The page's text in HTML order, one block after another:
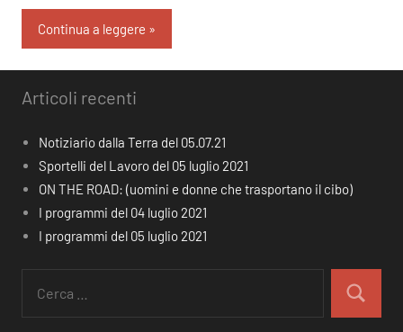
Continua a leggere
Articoli recenti
Notiziario dalla Terra del 05.07.21
Sportelli del Lavoro del 05 luglio 2021
ON THE ROAD: (uomini e donne che trasportano il cibo)
I programmi del 04 luglio 2021
I programmi del 05 luglio 2021
per:
Cerca